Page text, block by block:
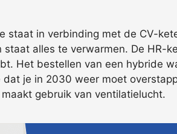
staat in verbinding met de CV-
alles te verwarmen. De HR-
Het bestellen van een hybride
je in 2030 weer moet
gebruik van ventilatielucht.